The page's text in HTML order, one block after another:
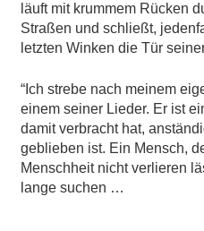
läuft mit krummem Rücken
Straßen und schließt,
letzten Winken die Tür
“Ich strebe nach meinem
einem seiner Lieder. Er ist
damit verbracht hat,
geblieben ist. Ein Mensch,
Menschheit nicht verlieren
lange suchen …